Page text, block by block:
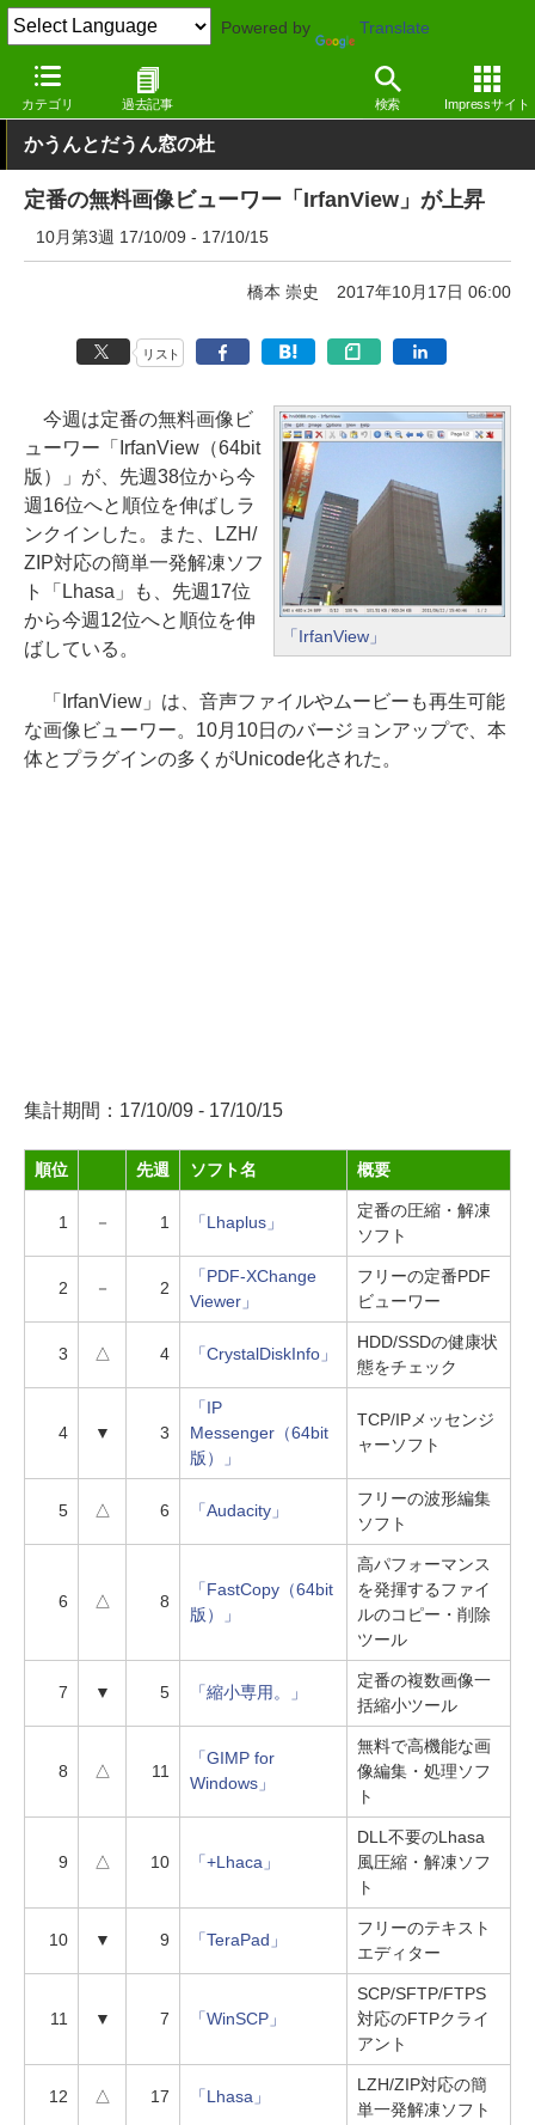
Powered by Translate
カテゴリ 過去記事 検索 Impressサイト
窓の杜 その他の話題
かうんとだうん窓の杜
定番の無料画像ビューワー「IrfanView」が上昇
10月第3週 17/10/09 - 17/10/15
橋本 崇史 2017年10月17日 06:00
リスト
「IrfanView」
今週は定番の無料画像ビ
ューワー「IrfanView（64bit
版）」が、先週38位から今
週16位へと順位を伸ばしラ
ンクインした。また、LZH/
ZIP対応の簡単一発解凍ソフ
ト「Lhasa」も、先週17位
から今週12位へと順位を伸
ばしている。
「IrfanView」は、音声ファイルやムービーも再生可能
な画像ビューワー。10月10日のバージョンアップで、本
体とプラグインの多くがUnicode化された。
集計期間：17/10/09 - 17/10/15
順位 先週 ソフト名 概要
1 － 1 「Lhaplus」
定番の圧縮・解凍
ソフト
2 － 2
「PDF-XChange
Viewer」
フリーの定番PDF
ビューワー
3 △ 4 「CrystalDiskInfo」
HDD/SSDの健康状
態をチェック
4 ▼ 3
「IP
Messenger（64bit
版）」
TCP/IPメッセンジ
ャーソフト
5 △ 6 「Audacity」
フリーの波形編集
ソフト
6 △ 8
「FastCopy（64bit
版）」
高パフォーマンス
を発揮するファイ
ルのコピー・削除
ツール
7 ▼ 5 「縮小専用。」
定番の複数画像一
括縮小ツール
8 △ 11
「GIMP for
Windows」
無料で高機能な画
像編集・処理ソフ
ト
9 △ 10 「+Lhaca」
DLL不要のLhasa
風圧縮・解凍ソフ
ト
10 ▼ 9 「TeraPad」
フリーのテキスト
エディター
11 ▼ 7 「WinSCP」
SCP/SFTP/FTPS
対応のFTPクライ
アント
12 △ 17 「Lhasa」
LZH/ZIP対応の簡
単一発解凍ソフト